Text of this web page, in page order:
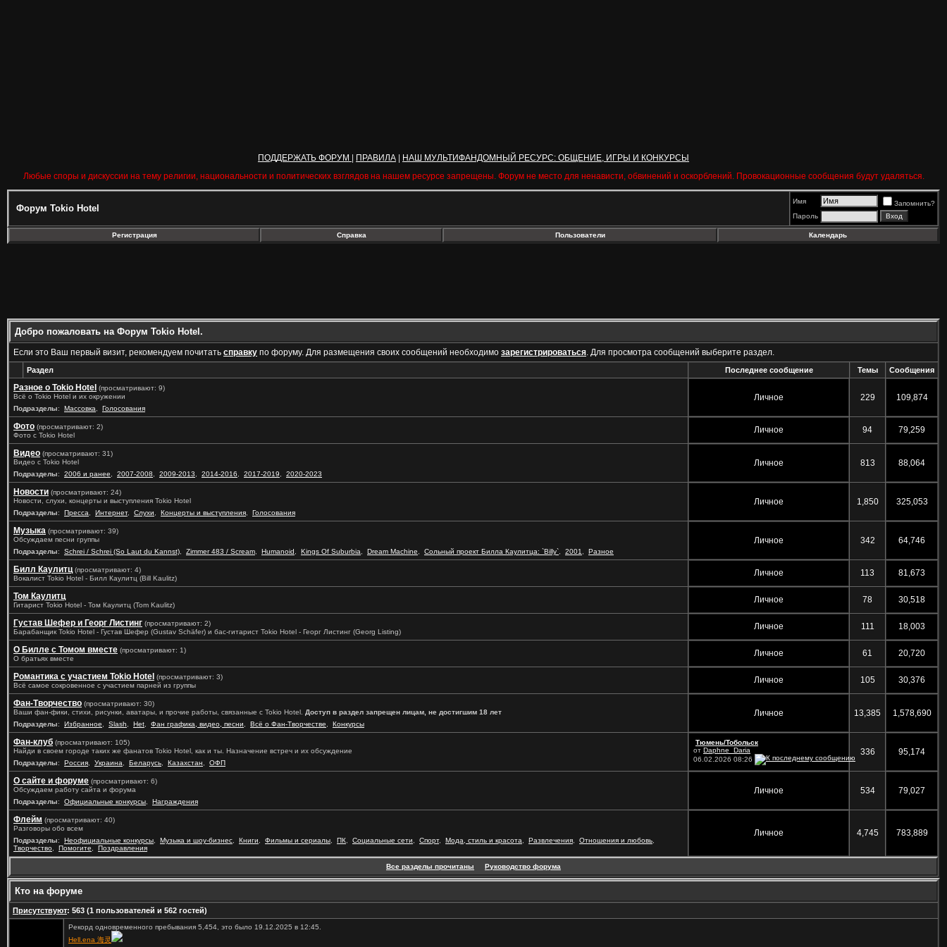
ПОДДЕРЖАТЬ ФОРУМ ПРАВИЛА
НАШ МУЛЬТИФАНДОМНЫЙ РЕСУРС: ОБЩЕНИЕ, ИГРЫ И КОНКУРСЫ
Любые споры и дискуссии на тему религии, национальности и политических взглядов на нашем ресурсе запрещены. Форум не место для ненависти, обвинений и оскорблений. Провокационные сообщения будут удаляться.
Форум Tokio Hotel
Имя
Запомнить?
Пароль
Регистрация Справка Пользователи Календарь
Добро пожаловать на Форум Tokio Hotel.
Если это Ваш первый визит, рекомендуем почитать справку по форуму. Для размещения своих сообщений необходимо зарегистрироваться. Для просмотра сообщений выберите раздел.
Раздел Последнее сообщение Темы Сообщения
Разное о Tokio Hotel (просматривают: 9)
Всё о Tokio Hotel и их окружении
Подразделы: Массовка Голосования
Личное 229 109,874
Фото (просматривают: 2)
Фото с Tokio Hotel
Личное 94 79,259
Видео (просматривают: 31)
Видео с Tokio Hotel
Подразделы: 2006 и ранее 2007-2008 2009-2013 2014-2016 2017-2019 2020-2023
Личное 813 88,064
Новости (просматривают: 24)
Новости, слухи, концерты и выступления Tokio Hotel
Подразделы: Пресса Интернет, Слухи Концерты и выступления Голосования
Личное 1,850 325,053
Музыка (просматривают: 39)
Обсуждаем песни группы
Подразделы: Schrei / Schrei (So Laut du Kannst) Zimmer 483 / Scream Humanoid Kings Of Suburbia Dream Machine Сольный проект Билла Каулитца: `Billy` 2001 Разное
Личное 342 64,746
Билл Каулитц (просматривают: 4)
Вокалист Tokio Hotel - Билл Каулитц (Bill Kaulitz)
Личное 113 81,673
Том Каулитц
Гитарист Tokio Hotel - Том Каулитц (Tom Kaulitz)
Личное 78 30,518
Густав Шефер и Георг Листинг (просматривают: 2)
Барабанщик Tokio Hotel - Густав Шефер (Gustav Schäfer) и бас-гитарист Tokio Hotel - Георг Листинг (Georg Listing)
Личное 111 18,003
О Билле с Томом вместе (просматривают: 1)
О братьях вместе
Личное 61 20,720
Романтика с участием Tokio Hotel (просматривают: 3)
Всё самое сокровенное с участием парней из группы
Личное 105 30,376
Фан-Творчество (просматривают: 30)
Ваши фан-фики, стихи, рисунки, аватары, и прочие работы, связанные с Tokio Hotel. Доступ в раздел запрещен лицам, не достигшим 18 лет
Подразделы: Избранное Slash Het Фан графика, видео, песни Всё о Фан-Творчестве Конкурсы
Личное 13,385 1,578,690
Фан-клуб (просматривают: 105)
Найди в своем городе таких же фанатов Tokio Hotel, как и ты. Назначение встреч и их обсуждение
Подразделы: Россия Украина Беларусь Казахстан ОФП
Тюмень/Тобольск
от Daphne_Daria
06.02.2026 08:26
336 95,174
О сайте и форуме (просматривают: 6)
Обсуждаем работу сайта и форума
Подразделы: Официальные конкурсы Награждения
Личное 534 79,027
Флейм (просматривают: 40)
Разговоры обо всем
Подразделы: Неофициальные конкурсы Музыка и шоу-бизнес Книги Фильмы и сериалы ПК Социальные сети Спорт, Мода, стиль и красота Развлечения Отношения и любовь
Творчество
Помогите Поздравления
Личное 4,745 783,889
Все разделы прочитаны Руководство форума
Кто на форуме
Присутствуют: 563 (1 пользователей и 562 гостей)
Рекорд одновременного пребывания 5,454, это было 19.12.2025 в 12:45.
Hell.ena 海灵